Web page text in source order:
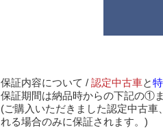
保証内容について / 認定中古車と
保証期間は納品時からの下記の①
(ご購入いただきました認定中古
れる場合のみに保証されます。)